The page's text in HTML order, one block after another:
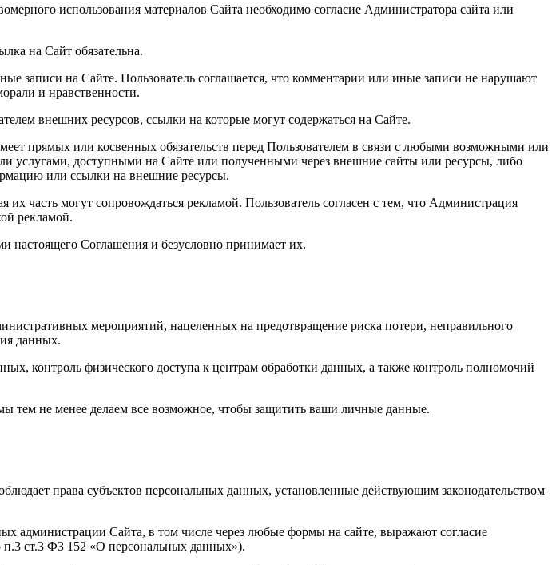
использования материалов Сайта необходимо согласие Администратора сайта или
на Сайт обязательна.
записи на Сайте. Пользователь соглашается, что комментарии или иные записи не нарушают
и нравственности.
внешних ресурсов, ссылки на которые могут содержаться на Сайте.
прямых или косвенных обязательств перед Пользователем в связи с любыми возможными или
доступными на Сайте или полученными через внешние сайты или ресурсы, либо
или ссылки на внешние ресурсы.
часть могут сопровождаться рекламой. Пользователь согласен с тем, что Администрация
рекламой.
настоящего Соглашения и безусловно принимает их.
мероприятий, нацеленных на предотвращение риска потери, неправильного
данных.
контроль физического доступа к центрам обработки данных, а также контроль полномочий
тем не менее делаем все возможное, чтобы защитить ваши личные данные.
права субъектов персональных данных, установленные действующим законодательством
администрации Сайта, в том числе через любые формы на сайте, выражают согласие
п.3 ст.3 ФЗ 152 «О персональных данных»).